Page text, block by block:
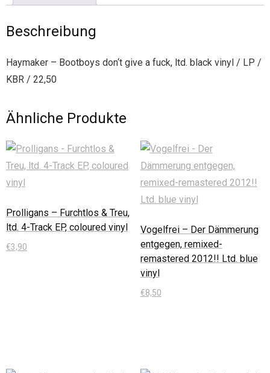
Beschreibung
Haymaker – Bootboys don‘t give a fuck, ltd. black vinyl / LP /
KBR / 22,50
Ähnliche Produkte
Prolligans – Furchtlos & Treu,
ltd. 4-Track EP, coloured vinyl
€3,90
Vogelfrei – Der Dämmerung
entgegen, remixed-
remastered 2012!! Ltd. blue
vinyl
€8,50